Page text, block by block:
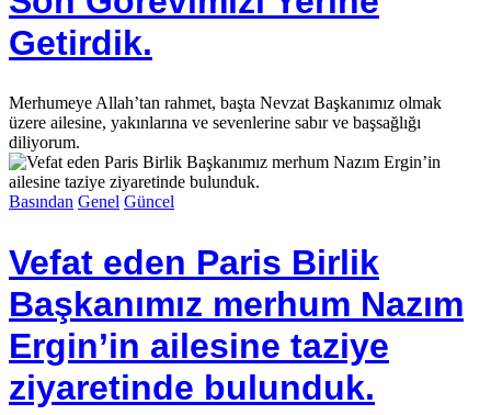
Getirdik.
Merhumeye Allah’tan rahmet, başta Nevzat Başkanımız olmak
üzere ailesine, yakınlarına ve sevenlerine sabır ve başsağlığı
diliyorum.
Basından Genel Güncel
Vefat eden Paris Birlik
Başkanımız merhum Nazım
Ergin’in ailesine taziye
ziyaretinde bulunduk.